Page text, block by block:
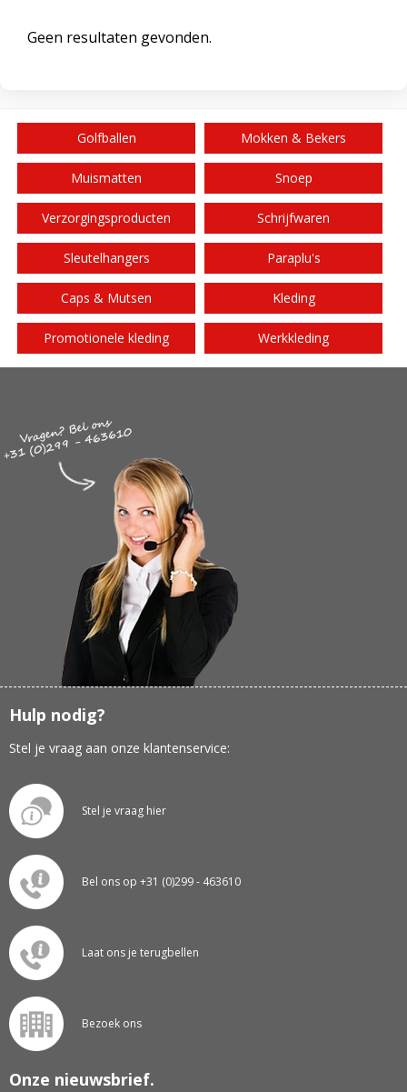
Geen resultaten gevonden.
Golfballen Mokken & Bekers
Muismatten Snoep
Verzorgingsproducten Schrijfwaren
Sleutelhangers Paraplu's
Caps & Mutsen Kleding
Promotionele kleding Werkkleding
Hulp nodig?
Stel je vraag aan onze klantenservice:
Stel je vraag hier
Bel ons op +31 (0)299 - 463610
Laat ons je terugbellen
Bezoek ons
Onze nieuwsbrief.